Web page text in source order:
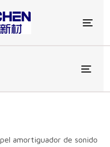
amortiguador de sonido